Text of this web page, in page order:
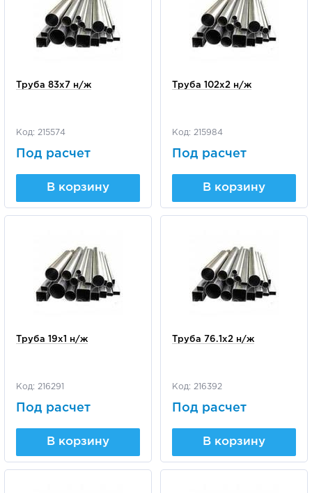
Труба 83х7 н/ж
Код: 215574
Под расчет
В корзину
Труба 102х2 н/ж
Код: 215984
Под расчет
В корзину
Труба 19х1 н/ж
Код: 216291
Под расчет
В корзину
Труба 76.1х2 н/ж
Код: 216392
Под расчет
В корзину